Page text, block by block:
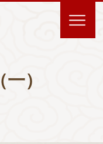
）